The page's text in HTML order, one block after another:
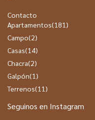
Contacto
Apartamentos(181)
Campo(2)
Casas(14)
Chacra(2)
Galpón(1)
Terrenos(11)
Seguinos en Instagram